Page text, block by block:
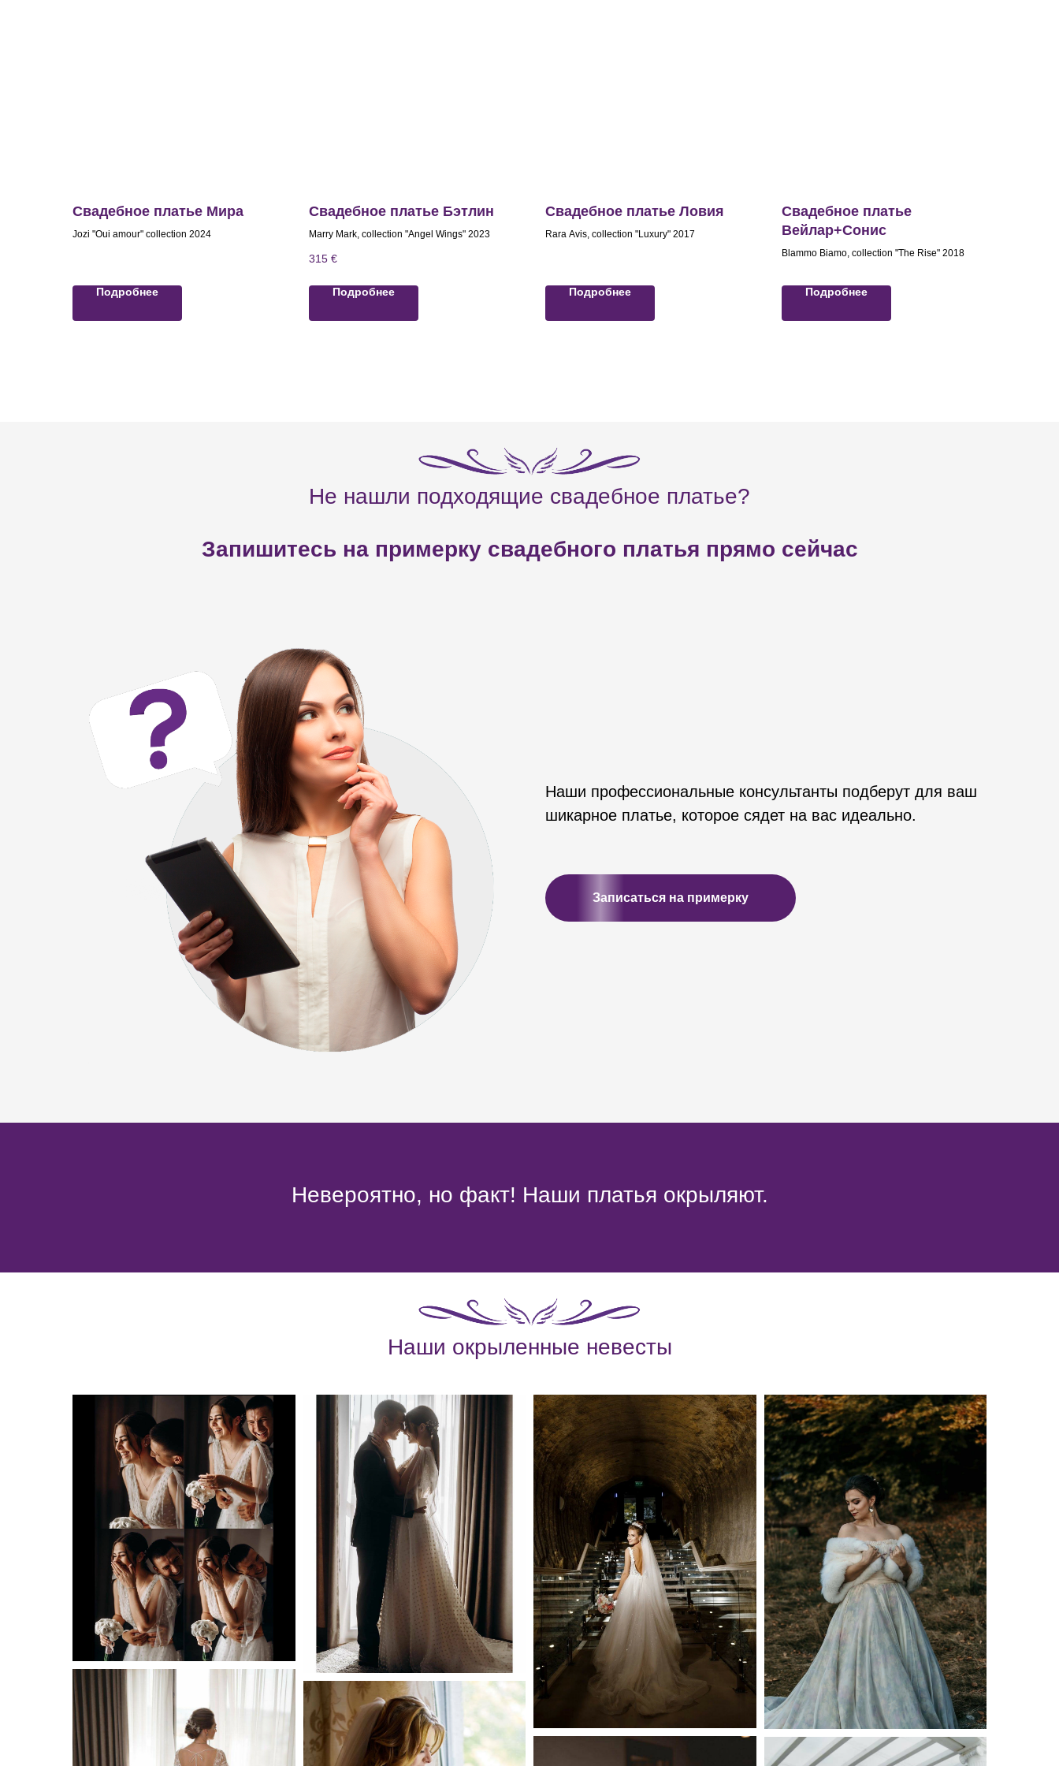
Свадебное платье Мира
Jozi "Oui amour" collection 2024
Подробнее
Свадебное платье Бэтлин
Marry Mark, collection "Angel Wings" 2023
315 €
Подробнее
Свадебное платье Ловия
Rara Avis, collection "Luxury" 2017
Подробнее
Свадебное платье
Вейлар+Сонис
Blammo Biamo, collection "The Rise" 2018
Подробнее
Не нашли подходящие свадебное платье?
Запишитесь на примерку свадебного платья прямо сейчас
Наши профессиональные консультанты подберут для ваш
шикарное платье, которое сядет на вас идеально.
Записаться на примерку
Невероятно, но факт! Наши платья окрыляют.
Наши окрыленные невесты